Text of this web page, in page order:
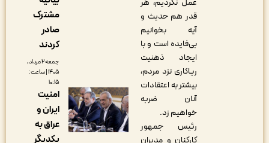
قدر هم حدیث و
آیه بخوانیم
بی‌فایده است و با
ایجاد ذهنیت
ریاکاری نزد مردم،
بیشتر به اعتقادات
آنان ضربه
خواهیم زد.
رئیس جمهور
کارکنان و مدیران
جمعه ۲ مرداد,
۱۴۰۵ | ساعت:
امنیت
ایران و
عراق به